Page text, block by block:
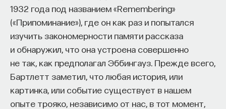
1932 года под названием «Remembering»
(«Припоминание»), где он как раз и попытался
изучить закономерности памяти рассказа
и обнаружил, что она устроена совершенно
не так, как предполагал Эббингауз. Прежде всего,
Бартлетт заметил, что любая история, или
картинка, или событие существует в нашем
опыте трояко, независимо от нас, в тот момент,